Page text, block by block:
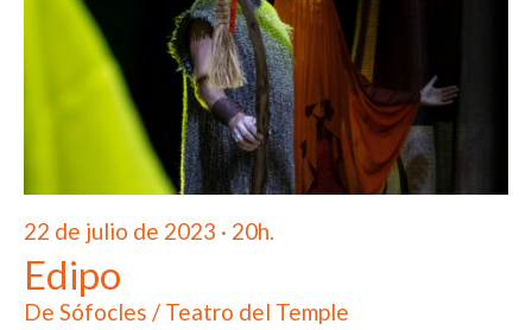
22 de julio de 2023 · 20h.
Edipo
De Sófocles / Teatro del Temple